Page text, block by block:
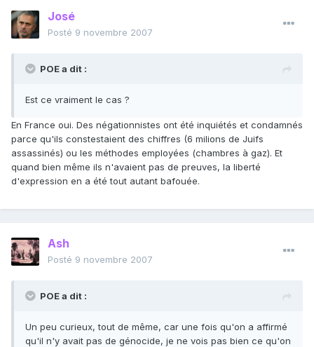
José
Posté 9 novembre 2007
POE a dit :
Est ce vraiment le cas ?
En France oui. Des négationnistes ont été inquiétés et condamnés
parce qu'ils constestaient des chiffres (6 milions de Juifs
assassinés) ou les méthodes employées (chambres à gaz). Et
quand bien même ils n'avaient pas de preuves, la liberté
d'expression en a été tout autant bafouée.
Ash
Posté 9 novembre 2007
POE a dit :
Un peu curieux, tout de même, car une fois qu'on a affirmé
qu'il n'y avait pas de génocide, je ne vois pas bien ce qu'on